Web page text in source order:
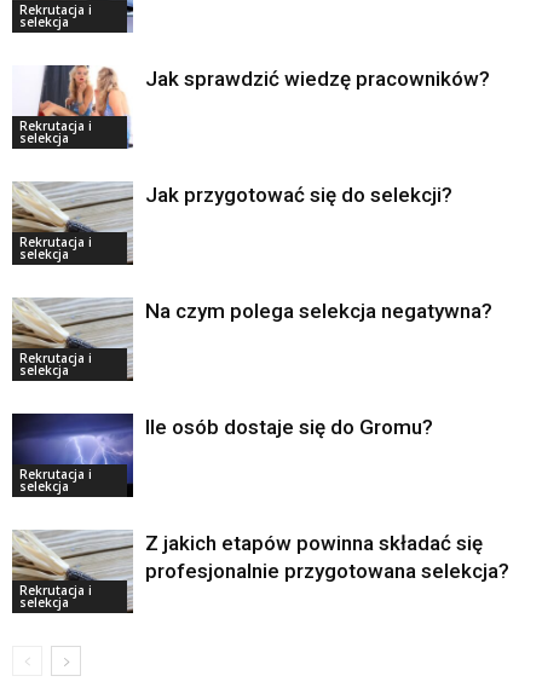
Rekrutacja i
selekcja
Rekrutacja i
selekcja
Jak sprawdzić wiedzę pracowników?
Rekrutacja i
selekcja
Jak przygotować się do selekcji?
Rekrutacja i
selekcja
Na czym polega selekcja negatywna?
Rekrutacja i
selekcja
Ile osób dostaje się do Gromu?
Rekrutacja i
selekcja
Z jakich etapów powinna składać się
profesjonalnie przygotowana selekcja?